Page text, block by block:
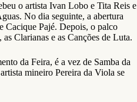
o artista Ivan Lobo e Tita Reis e
No dia seguinte, a abertura
Cacique Pajé. Depois, o palco
Clarianas e as Canções de Luta.
da Feira, é a vez de Samba da
mineiro Pereira da Viola se